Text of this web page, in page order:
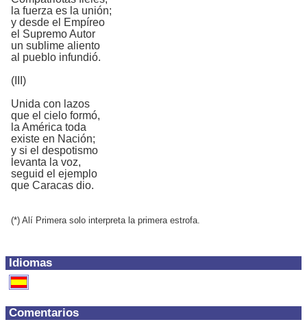
Idiomas
Comentarios
la fuerza es la unión;
y desde el Empíreo
el Supremo Autor
un sublime aliento
al pueblo infundió.
(III)
Unida con lazos
que el cielo formó,
la América toda
existe en Nación;
y si el despotismo
levanta la voz,
seguid el ejemplo
que Caracas dio.
(*) Alí Primera solo interpreta la primera estrofa.